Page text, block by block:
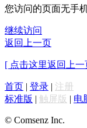
您访问的页面无手
继续访问
返回上一页
[ 点击这里返回上一
首页 | 登录 | 注册
标准版 | 触屏版 | 电
© Comsenz Inc.